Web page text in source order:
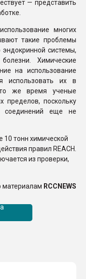
— представить
многих
такие проблемы
системы,
Химические
на использование
использовать их в
же время ученые
пределов, поскольку
соединений еще не
10 тонн химической
правил REACH.
из проверки,
материалам RCCNEWS